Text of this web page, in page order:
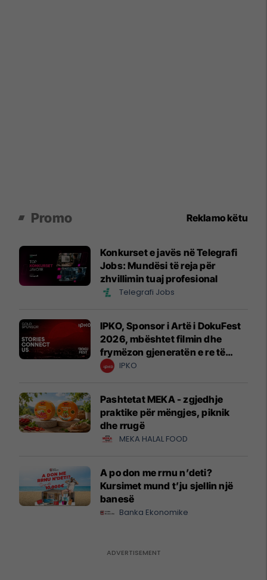
Promo Reklamo këtu
Konkurset e javës në Telegrafi
Jobs: Mundësi të reja për
zhvillimin tuaj profesional
Telegrafi Jobs
IPKO, Sponsor i Artë i DokuFest
2026, mbështet filmin dhe
frymëzon gjeneratën e re të
krijuesve
IPKO
Pashtetat MEKA - zgjedhje
praktike për mëngjes, piknik
dhe rrugë
MEKA HALAL FOOD
A po don me rrnu n’deti?
Kursimet mund t’ju sjellin një
banesë
Banka Ekonomike